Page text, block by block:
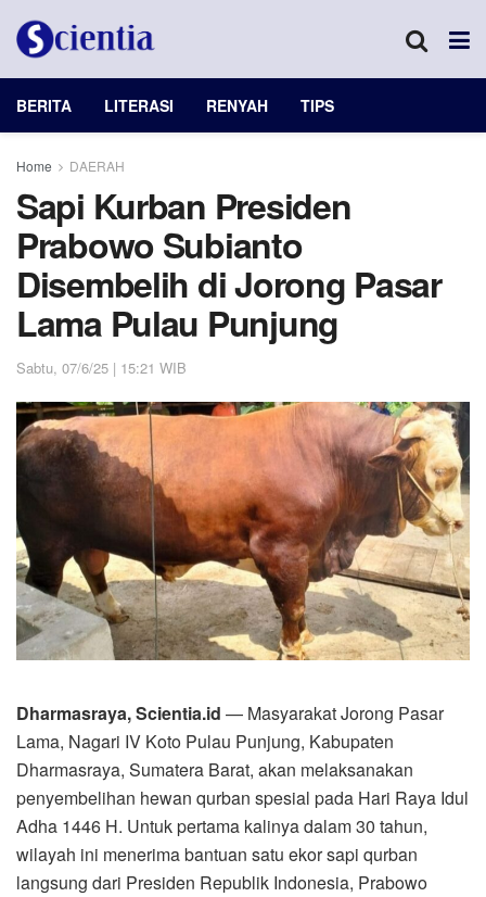
BERITA LITERASI RENYAH TIPS
Home DAERAH
Sapi Kurban Presiden
Prabowo Subianto
Disembelih di Jorong Pasar
Lama Pulau Punjung
Sabtu, 07/6/25 | 15:21 WIB
Dharmasraya, Scientia.id — Masyarakat Jorong Pasar
Lama, Nagari IV Koto Pulau Punjung, Kabupaten
Dharmasraya, Sumatera Barat, akan melaksanakan
penyembelihan hewan qurban spesial pada Hari Raya Idul
Adha 1446 H. Untuk pertama kalinya dalam 30 tahun,
wilayah ini menerima bantuan satu ekor sapi qurban
langsung dari Presiden Republik Indonesia, Prabowo